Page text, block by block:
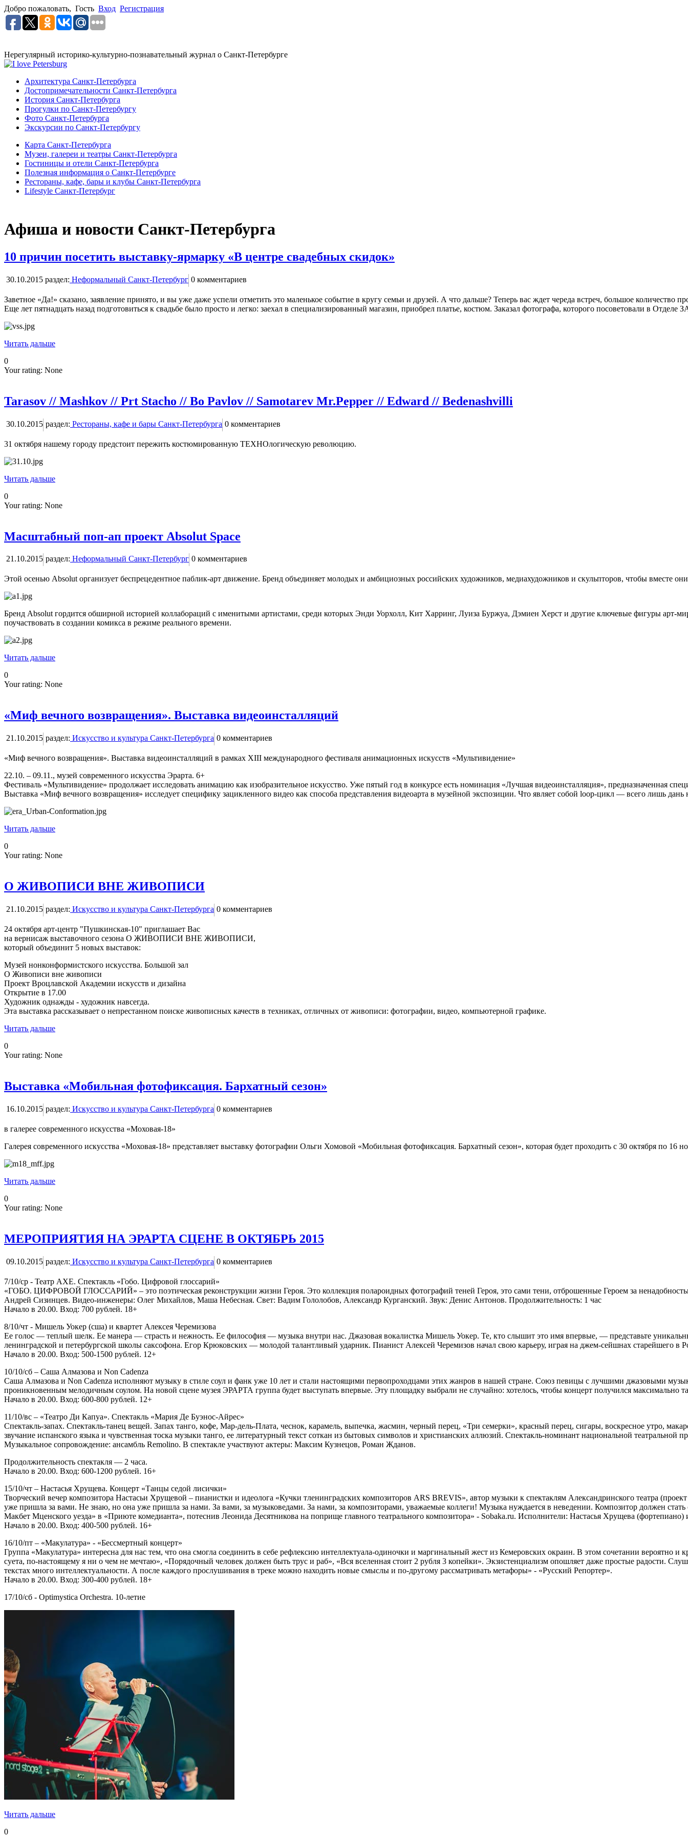
Добро пожаловать, Гость Вход Регистрация
Нерегулярный историко-культурно-познавательный журнал о Санкт-Петербурге
Архитектура Санкт-Петербурга
Достопримечательности Санкт-Петербурга
История Санкт-Петербурга
Прогулки по Санкт-Петербургу
Фото Санкт-Петербурга
Экскурсии по Санкт-Петербургу
Карта Санкт-Петербурга
Музеи, галереи и театры Санкт-Петербурга
Гостиницы и отели Санкт-Петербурга
Полезная информация о Санкт-Петербурге
Рестораны, кафе, бары и клубы Санкт-Петербурга
Lifestyle Санкт-Петербург
Афиша и новости Санкт-Петербурга
10 причин посетить выставку-ярмарку «В центре свадебных скидок»
30.10.2015 раздел: Неформальный Санкт-Петербург 0 комментариев
Заветное «Да!» сказано, заявление принято, и вы уже даже успели отметить это маленькое событие в кругу семьи и друзей. А что дальше? Теперь вас ждет череда встреч, большое
Еще лет пятнадцать назад подготовиться к свадьбе было просто и легко: заехал в специализированный магазин, приобрел платье, костюм. Заказал фотографа, которого посоветовали в Отделе
Читать дальше
0
Your rating: None
Tarasov // Mashkov // Prt Stacho // Bo Pavlov // Samotarev Mr.Pepper // Edward // Bedenashvilli
30.10.2015 раздел: Рестораны, кафе и бары Санкт-Петербурга 0 комментариев
31 октября нашему городу предстоит пережить костюмированную ТЕХНОлогическую революцию.
Читать дальше
0
Your rating: None
Масштабный поп-ап проект Absolut Space
21.10.2015 раздел: Неформальный Санкт-Петербург 0 комментариев
Этой осенью Absolut организует беспрецедентное паблик-арт движение. Бренд объединяет молодых и амбициозных российских художников, медиахудожников и скульпторов, чтобы вместе
Бренд Absolut гордится обширной историей коллабораций с именитыми артистами, среди которых Энди Уорхолл, Кит Харринг, Луиза Буржуа, Дэмиен Херст и другие ключевые фигуры арт-
поучаствовать в создании комикса в режиме реального времени.
Читать дальше
0
Your rating: None
«Миф вечного возвращения». Выставка видеоинсталляций
21.10.2015 раздел: Искусство и культура Санкт-Петербурга 0 комментариев
«Миф вечного возвращения». Выставка видеоинсталляций в рамках XIII международного фестиваля анимационных искусств «Мультивидение»
22.10. – 09.11., музей современного искусства Эрарта. 6+
Фестиваль «Мультивидение» продолжает исследовать анимацию как изобразительное искусство. Уже пятый год в конкурсе есть номинация «Лучшая видеоинсталляция», предназначенная
Выставка «Миф вечного возвращения» исследует специфику зацикленного видео как способа представления видеоарта в музейной экспозиции. Что являет собой loop-цикл — всего лишь
Читать дальше
0
Your rating: None
О ЖИВОПИСИ ВНЕ ЖИВОПИСИ
21.10.2015 раздел: Искусство и культура Санкт-Петербурга 0 комментариев
24 октября арт-центр "Пушкинская-10" приглашает Вас
на вернисаж выставочного сезона О ЖИВОПИСИ ВНЕ ЖИВОПИСИ,
который объединит 5 новых выставок:
Музей нонконформистского искусства. Большой зал
О Живописи вне живописи
Проект Вроцлавской Академии искусств и дизайна
Открытие в 17.00
Художник однажды - художник навсегда.
Эта выставка рассказывает о непрестанном поиске живописных качеств в техниках, отличных от живописи: фотографии, видео, компьютерной графике.
Читать дальше
0
Your rating: None
Выставка «Мобильная фотофиксация. Бархатный сезон»
16.10.2015 раздел: Искусство и культура Санкт-Петербурга 0 комментариев
в галерее современного искусства «Моховая-18»
Галерея современного искусства «Моховая-18» представляет выставку фотографии Ольги Хомовой «Мобильная фотофиксация. Бархатный сезон», которая будет проходить с 30 октября по 16
Читать дальше
0
Your rating: None
МЕРОПРИЯТИЯ НА ЭРАРТА СЦЕНЕ В ОКТЯБРЬ 2015
09.10.2015 раздел: Искусство и культура Санкт-Петербурга 0 комментариев
7/10/ср - Театр АХЕ. Спектакль «Гобо. Цифровой глоссарий»
«ГОБО. ЦИФРОВОЙ ГЛОССАРИЙ» – это поэтическая реконструкции жизни Героя. Это коллекция полароидных фотографий теней Героя, это сами тени, отброшенные Героем за
Андрей Сизинцев. Видео-инженеры: Олег Михайлов, Маша Небесная. Свет: Вадим Гололобов, Александр Курганский. Звук: Денис Антонов. Продолжительность: 1 час
Начало в 20.00. Вход: 700 рублей. 18+
8/10/чт - Мишель Уокер (сша) и квартет Алексея Черемизова
Ее голос — теплый шелк. Ее манера — страсть и нежность. Ее философия — музыка внутри нас. Джазовая вокалистка Мишель Уокер. Те, кто слышит это имя впервые, — представьте
ленинградской и петербургской школы саксофона. Егор Крюковских — молодой талантливый ударник. Пианист Алексей Черемизов начал свою карьеру, играя на джем-сейшнах
Начало в 20.00. Вход: 500-1500 рублей. 12+
10/10/сб – Саша Алмазова и Non Cadenza
Саша Алмазова и Non Cadenza исполняют музыку в стиле соул и фанк уже 10 лет и стали настоящими первопроходцами этих жанров в нашей стране. Союз певицы с лучшими джазовыми
проникновенным мелодичным соулом. На новой сцене музея ЭРАРТА группа будет выступать впервые. Эту площадку выбрали не случайно: хотелось, чтобы концерт получился максимально
Начало в 20.00. Вход: 600-800 рублей. 12+
11/10/вс – «Театро Ди Капуа». Спектакль «Мария Де Буэнос-Айрес»
Спектакль-запах. Спектакль-танец вещей. Запах танго, кофе, Мар-дель-Плата, чеснок, карамель, выпечка, жасмин, черный перец, «Три семерки», красный перец, сигары, воскресное
звучание испанского языка и чувственная тоска музыки танго, ее литературный текст соткан из бытовых символов и христианских аллюзий. Спектакль-номинант национальной
Музыкальное сопровождение: ансамбль Remolino. В спектакле участвуют актеры: Максим Кузнецов, Роман Жданов.
Продолжительность спектакля — 2 часа.
Начало в 20.00. Вход: 600-1200 рублей. 16+
15/10/чт – Настасья Хрущева. Концерт «Танцы седой лисички»
Творческий вечер композитора Настасьи Хрущевой – пианистки и идеолога «Кучки тленинградских композиторов ARS BREVIS», автор музыки к спектаклям Александринского театра
уже пришла за вами. Не знаю, но она уже пришла за нами. За вами, за музыковедами. За нами, за композиторами, уважаемые коллеги! Музыка нуждается в неведении. Композитор должен
Макбет Мценского уезда» в «Приюте комедианта», потеснив Леонида Десятникова на поприще главного театрального композитора» - Sobaka.ru. Исполнители: Настасья Хрущева
Начало в 20.00. Вход: 400-500 рублей. 16+
16/10/пт – «Макулатура» - «Бессмертный концерт»
Группа «Макулатура» интересна для нас тем, что она смогла соединить в себе рефлексию интеллектуала-одиночки и маргинальный жест из Кемеровских окраин. В этом сочетании
суета, по-настоящему я ни о чем не мечтаю», «Порядочный человек должен быть трус и раб», «Вся вселенная стоит 2 рубля 3 копейки». Экзистенциализм опошляет даже простые
текстах много интеллектуальности. А после каждого прослушивания в треке можно находить новые смыслы и по-другому рассматривать метафоры» - «Русский Репортер».
Начало в 20.00. Вход: 300-400 рублей. 18+
17/10/сб - Optimystica Orchestra. 10-летие
Читать дальше
0